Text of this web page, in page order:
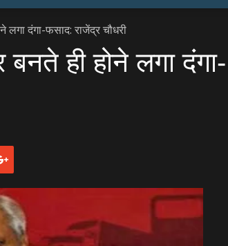
Rajdhaniupdate.com
लगा दंगा-फसाद: राजेंद्र चौधरी
ही होने लगा दंगा-